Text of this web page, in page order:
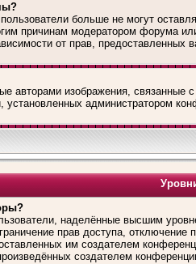
больше не могут
причинам модератором форума
от прав, предоставленных
авторами изображения, связанные
установленных администратором
наделённые высшим
прав доступа, отключение
им создателем
создателем